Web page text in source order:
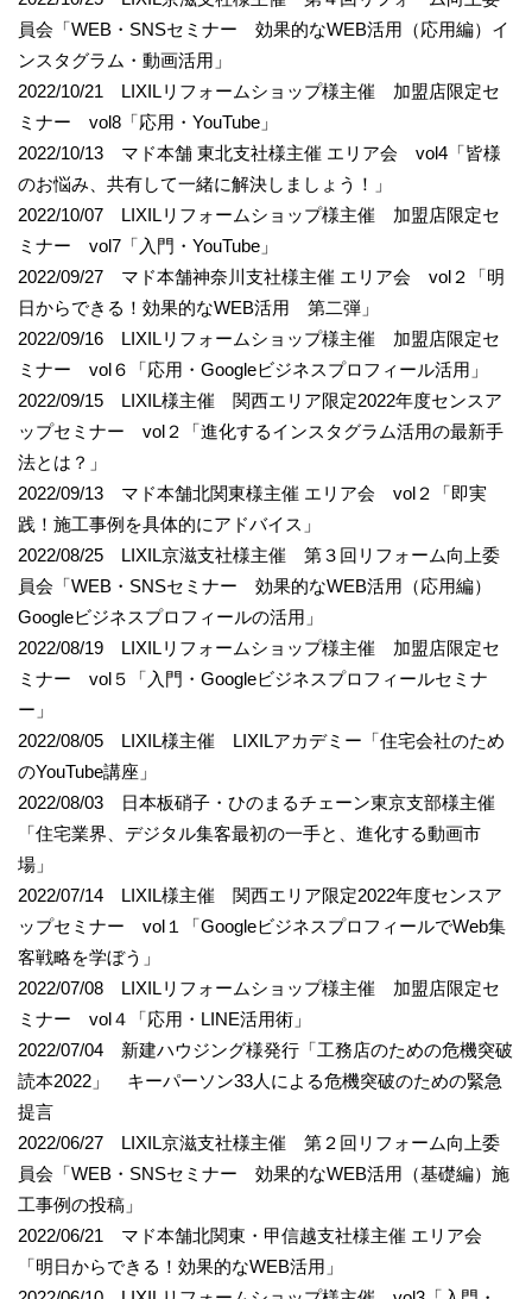
員会「WEB・SNSセミナー 効果的なWEB活用（応用編）イ
ンスタグラム・動画活用」
2022/10/21 LIXILリフォームショップ様主催 加盟店限定セ
ミナー vol8「応用・YouTube」
2022/10/13 マド本舗 東北支社様主催 エリア会 vol4「皆様
のお悩み、共有して一緒に解決しましょう！」
2022/10/07 LIXILリフォームショップ様主催 加盟店限定セ
ミナー vol7「入門・YouTube」
2022/09/27 マド本舗神奈川支社様主催 エリア会 vol２「明
日からできる！効果的なWEB活用 第二弾」
2022/09/16 LIXILリフォームショップ様主催 加盟店限定セ
ミナー vol６「応用・Googleビジネスプロフィール活用」
2022/09/15 LIXIL様主催 関西エリア限定2022年度センスア
ップセミナー vol２「進化するインスタグラム活用の最新手
法とは？」
2022/09/13 マド本舗北関東様主催 エリア会 vol２「即実
践！施工事例を具体的にアドバイス」
2022/08/25 LIXIL京滋支社様主催 第３回リフォーム向上委
員会「WEB・SNSセミナー 効果的なWEB活用（応用編）
Googleビジネスプロフィールの活用」
2022/08/19 LIXILリフォームショップ様主催 加盟店限定セ
ミナー vol５「入門・Googleビジネスプロフィールセミナ
ー」
2022/08/05 LIXIL様主催 LIXILアカデミー「住宅会社のため
のYouTube講座」
2022/08/03 日本板硝子・ひのまるチェーン東京支部様主催
「住宅業界、デジタル集客最初の一手と、進化する動画市
場」
2022/07/14 LIXIL様主催 関西エリア限定2022年度センスア
ップセミナー vol１「GoogleビジネスプロフィールでWeb集
客戦略を学ぼう」
2022/07/08 LIXILリフォームショップ様主催 加盟店限定セ
ミナー vol４「応用・LINE活用術」
2022/07/04 新建ハウジング様発行「工務店のための危機突破
読本2022」 キーパーソン33人による危機突破のための緊急
提言
2022/06/27 LIXIL京滋支社様主催 第２回リフォーム向上委
員会「WEB・SNSセミナー 効果的なWEB活用（基礎編）施
工事例の投稿」
2022/06/21 マド本舗北関東・甲信越支社様主催 エリア会
「明日からできる！効果的なWEB活用」